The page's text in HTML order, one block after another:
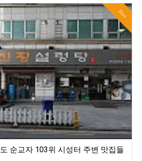
Hot
순교자 103위 시성터 주변 맛집들